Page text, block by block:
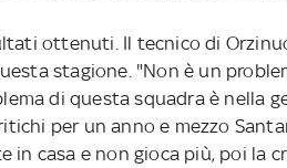
ottenuti. Il tecnico di
stagione. "Non è un
di questa squadra è nella
per un anno e mezzo
casa e non gioca più, poi la